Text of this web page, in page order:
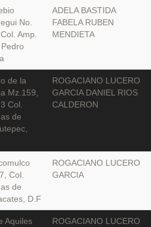
No.
Amp.
ADELA BASTIDA
FABELA RUBEN
MENDIETA
de la
Mz.159,
Col.
de
ROGACIANO LUCERO
GARCIA DANIEL RIOS
CALDERON
Col.
de
D.F
ROGACIANO LUCERO
GARCIA
Aquiles
ROGACIANO LUCERO